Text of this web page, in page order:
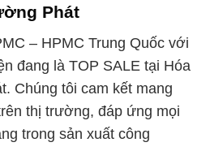
Phát
– HPMC Trung Quốc với
đang là TOP SALE tại Hóa
Chúng tôi cam kết mang
thị trường, đáp ứng mọi
trong sản xuất công